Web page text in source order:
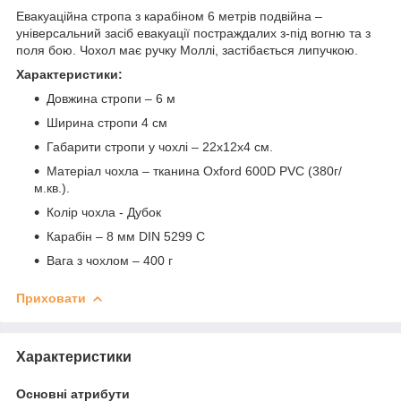
Евакуаційна стропа з карабіном 6 метрів подвійна –
універсальний засіб евакуації постраждалих з-під вогню та з
поля бою. Чохол має ручку Моллі, застібається липучкою.
Характеристики:
Довжина стропи – 6 м
Ширина стропи 4 см
Габарити стропи у чохлі – 22х12х4 см.
Матеріал чохла – тканина Oxford 600D PVC (380г/
м.кв.).
Колір чохла - Дубок
Карабін – 8 мм DIN 5299 C
Вага з чохлом – 400 г
Приховати
Характеристики
Основні атрибути